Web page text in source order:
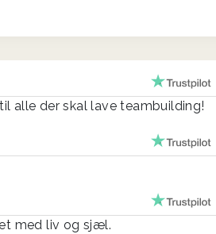
alle der skal lave teambuilding!
med liv og sjæl.